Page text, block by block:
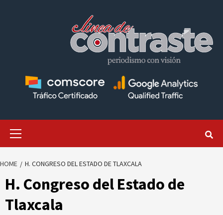
HOME H. CONGRESO DEL ESTADO DE TLAXCALA
H. Congreso del Estado de
Tlaxcala